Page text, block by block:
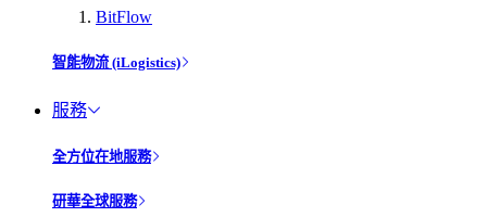
BitFlow
智能物流 (iLogistics)
服務
全方位在地服務
研華全球服務